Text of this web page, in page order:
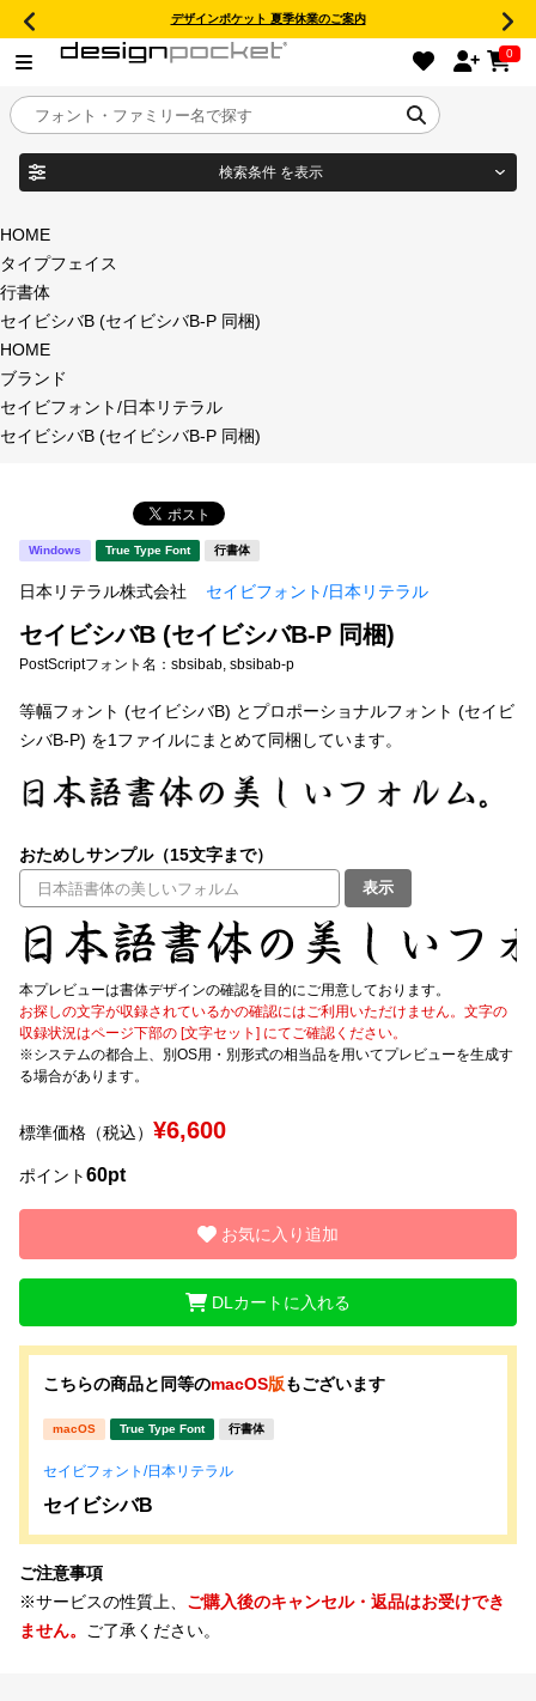
デザインポケット 夏季休業のご案内
0
目的別フォントガイド
特集
年間ライセンス商品
新着一覧
カート
マイページ
お気に入り
ご利用ガイド
よくあるご質問
お問い合わせ
検索条件 を表示
商品名
タイプフェイス
明朝体
宋朝体
教科書体 行書体
草書体 勘亭流
江戸文字 デザイン毛筆
すべてを表示
太さ・ウェイト
セット or 単体
文字種類
〜
HOME
タイプフェイス
行書体
セイビシバB (セイビシバB-P 同梱)
HOME
ブランド
セイビフォント/日本リテラル
セイビシバB (セイビシバB-P 同梱)
Windows True Type Font 行書体
日本リテラル株式会社 セイビフォント/日本リテラル
セイビシバB (セイビシバB-P 同梱)
PostScriptフォント名： sbsibab, sbsibab-p
等幅フォント (セイビシバB) とプロポーショナルフォント (セイビ
シバB-P) を1ファイルにまとめて同梱しています。
おためしサンプル（15文字まで）
表示
本プレビューは書体デザインの確認を目的にご用意しております。
お探しの文字が収録されているかの確認にはご利用いただけません。文字の
収録状況はページ下部の [文字セット] にてご確認ください。
※システムの都合上、別OS用・別形式の相当品を用いてプレビューを生成す
る場合があります。
標準価格（税込） ¥6,600
ポイント60pt
お気に入り追加
DLカートに入れる
こちらの商品と同等のmacOS版もございます
macOS True Type Font 行書体
セイビフォント/日本リテラル
セイビシバB
ご注意事項
※サービスの性質上、 ご購入後のキャンセル・返品はお受けでき
ません。 ご了承ください。